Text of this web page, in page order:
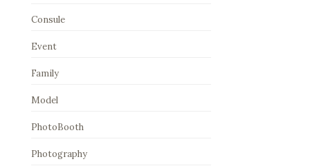
Consule
Event
Family
Model
PhotoBooth
Photography